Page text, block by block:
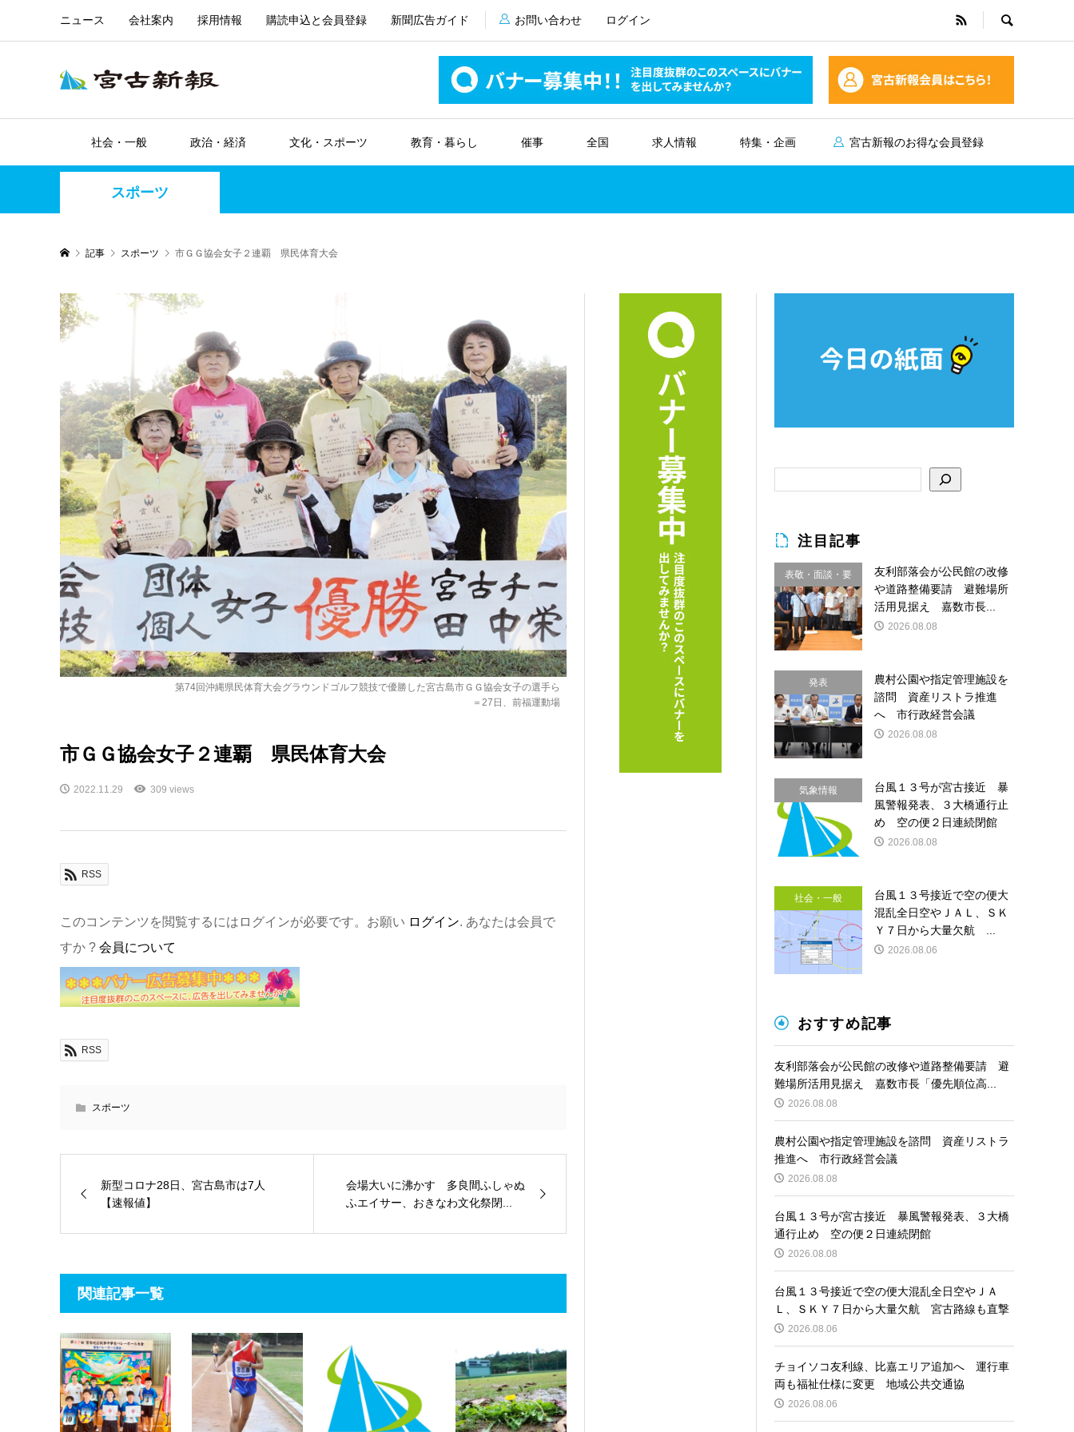
ニュース 会社案内 採用情報 購読申込と会員登録 新聞広告ガイド お問い合わせ ログイン
社会・一般 政治・経済 文化・スポーツ 教育・暮らし 催事 全国 求人情報 特集・企画 宮古新報のお得な会員登録
スポーツ
記事 スポーツ 市ＧＧ協会女子２連覇 県民体育大会
第74回沖縄県民体育大会グラウンドゴルフ競技で優勝した宮古島市ＧＧ協会女子の選手ら
＝27日、前福運動場
市ＧＧ協会女子２連覇 県民体育大会
2022.11.29 309 views
RSS
このコンテンツを閲覧するにはログインが必要です。お願い ログイン. あなたは会員で
すか ? 会員について
RSS
スポーツ
新型コロナ28日、宮古島市は7人
【速報値】
会場大いに沸かす 多良間ふしゃぬ
ふエイサー、おきなわ文化祭閉...
関連記事一覧
注目記事
表敬・面談・要
請
友利部落会が公民館の改修
や道路整備要請 避難場所
活用見据え 嘉数市長...
2026.08.08
発表
農村公園や指定管理施設を
諮問 資産リストラ推進
へ 市行政経営会議
2026.08.08
気象情報
台風１３号が宮古接近 暴
風警報発表、３大橋通行止
め 空の便２日連続閉館
2026.08.08
社会・一般
台風１３号接近で空の便大
混乱全日空やＪＡＬ、ＳＫ
Ｙ７日から大量欠航 ...
2026.08.06
おすすめ記事
友利部落会が公民館の改修や道路整備要請 避
難場所活用見据え 嘉数市長「優先順位高...
2026.08.08
農村公園や指定管理施設を諮問 資産リストラ
推進へ 市行政経営会議
2026.08.08
台風１３号が宮古接近 暴風警報発表、３大橋
通行止め 空の便２日連続閉館
2026.08.08
台風１３号接近で空の便大混乱全日空やＪＡ
Ｌ、ＳＫＹ７日から大量欠航 宮古路線も直撃
2026.08.06
チョイソコ友利線、比嘉エリア追加へ 運行車
両も福祉仕様に変更 地域公共交通協
2026.08.06